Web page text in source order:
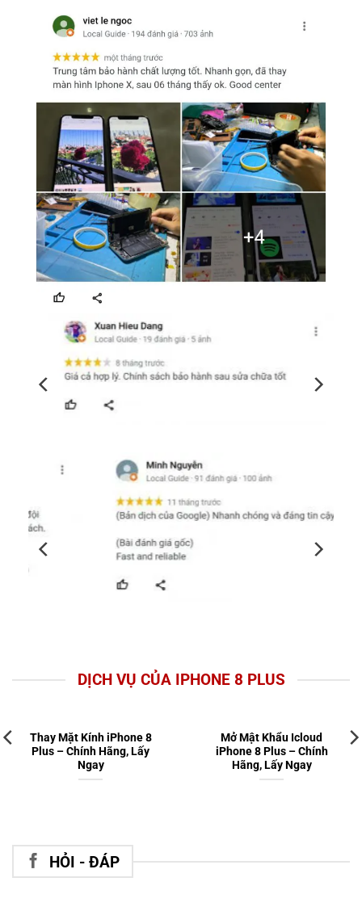
DỊCH VỤ CỦA IPHONE 8 PLUS
Thay Mặt Kính iPhone 8
Plus – Chính Hãng, Lấy
Ngay
Mở Mật Khẩu Icloud
iPhone 8 Plus – Chính
Hãng, Lấy Ngay
HỎI - ĐÁP